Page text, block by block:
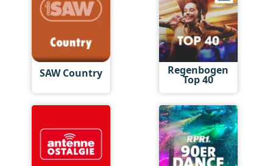
SAW Country Regenbogen
Top 40